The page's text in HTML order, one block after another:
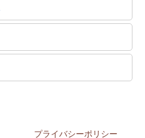
プライバシーポリシー